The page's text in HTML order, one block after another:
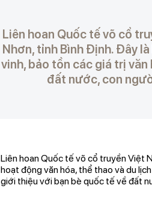
Liên hoan Quốc tế võ cổ
Nhơn, tỉnh Bình Định. Đây
vinh, bảo tồn các giá trị
đất nước, con
Liên hoan Quốc tế võ cổ truyền Việt
hoạt động văn hóa, thể thao và du
giới thiệu với bạn bè quốc tế về đất